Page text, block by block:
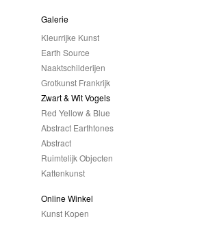
Galerie
Kleurrijke Kunst
Earth Source
Naaktschilderijen
Grotkunst Frankrijk
Zwart & Wit Vogels
Red Yellow & Blue
Abstract Earthtones
Abstract
Ruimtelijk Objecten
Kattenkunst
Online Winkel
Kunst Kopen